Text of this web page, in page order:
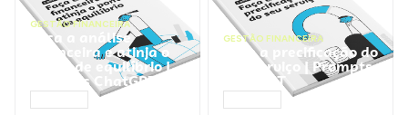
GESTÃO FINANCEIRA
Faça a análise
financeira e atinja o
ponto de equilíbrio |
Prompts ChatGPT
GESTÃO FINANCEIRA
Faça a precificação do
seu serviço | Prompts
ChatGPT